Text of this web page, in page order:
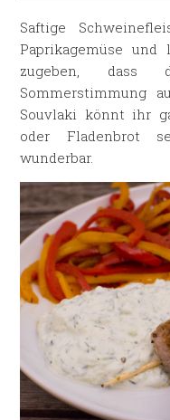
Saftige
Paprikagemüse
zugeben, dass
Sommerstimmung
Souvlaki könnt ihr
oder Fladenbrot
wunderbar.